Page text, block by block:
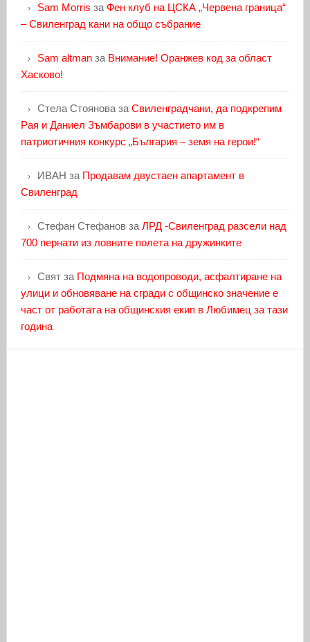
Sam Morris за Фен клуб на ЦСКА „Червена граница“
– Свиленград кани на общо събрание
Sam altmanза Внимание! Оранжев код за област
Хасково!
Стела Стояноваза Свиленградчани, да подкрепим
Рая и Даниел Зъмбарови в участието им в
патриотичния конкурс „България – земя на герои!“
ИВАН за Продавам двустаен апартамент в
Свиленград
Стефан Стефановза ЛРД -Свиленград разсели над
700 пернати из ловните полета на дружинките
Святза Подмяна на водопроводи, асфалтиране на
улици и обновяване на сгради с общинско значение е
част от работата на общинския екип в Любимец за тази
година